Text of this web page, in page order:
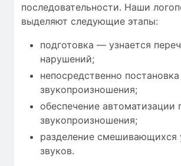
последовательности. Наши
выделяют следующие этапы:
подготовка — узнается
нарушений;
непосредственно
звукопроизношения;
обеспечение автоматизации
звукопроизношения;
разделение смешивающихся
звуков.